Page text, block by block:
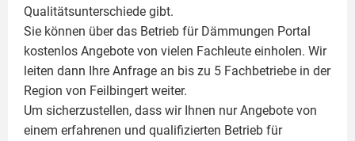
Qualitätsunterschiede gibt.
Sie können über das Betrieb für Dämmungen Portal
kostenlos Angebote von vielen Fachleute einholen. Wir
leiten dann Ihre Anfrage an bis zu 5 Fachbetriebe in der
Region von Feilbingert weiter.
Um sicherzustellen, dass wir Ihnen nur Angebote von
einem erfahrenen und qualifizierten Betrieb für